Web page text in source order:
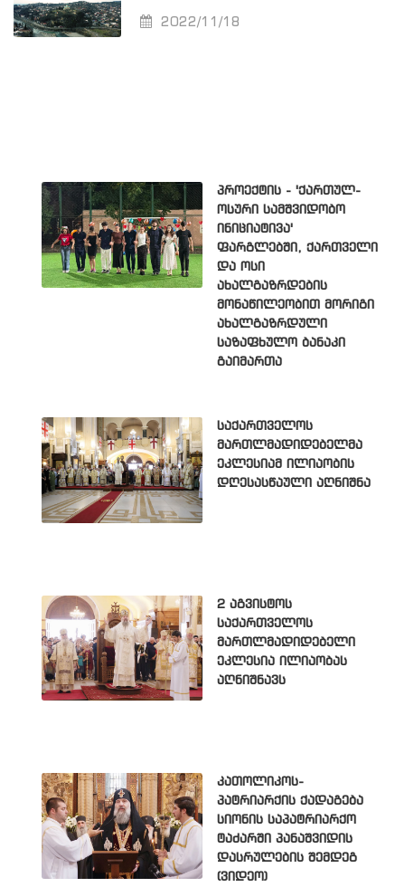
2022/11/18
პროექტის - 'ქართულ-
ოსური სამშვიდობო
ინიციატივა'
ფარგლებში, ქართველი
და ოსი
ახალგაზრდების
მონაწილეობით მორიგი
ახალგაზრდული
საზაფხულო ბანაკი
გაიმართა
საქართველოს
მართლმადიდებელმა
ეკლესიამ ილიაობის
დღესასწაული აღნიშნა
2 აგვისტოს
საქართველოს
მართლმადიდებელი
ეკლესია ილიაობას
აღნიშნავს
კათოლიკოს-
პატრიარქის ქადაგება
სიონის საპატრიარქო
ტაძარში პანაშვიდის
დასრულების შემდეგ
(ვიდეო)